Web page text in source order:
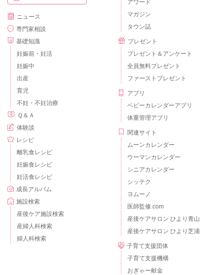
ニュース
専門家相談
基礎知識
妊娠前・妊活
妊娠中
出産
育児
不妊・不妊治療
Ｑ＆Ａ
体験談
レシピ
離乳食レシピ
妊娠食レシピ
妊活食レシピ
成長アルバム
施設検索
産後ケア施設検索
産婦人科検索
婦人科検索
アワード
マガジン
タウン誌
プレゼント
プレゼント＆アンケート
全員無料プレゼント
ファーストプレゼント
アプリ
ベビーカレンダーアプリ
体重管理アプリ
関連サイト
ムーンカレンダー
ウーマンカレンダー
シニアカレンダー
シッテク
ヨムーノ
医師監修.com
産後ケアサロン ひより青山
産後ケアサロン ひより芝浦
子育て支援団体
子育て支援機構
おぎゃー献金